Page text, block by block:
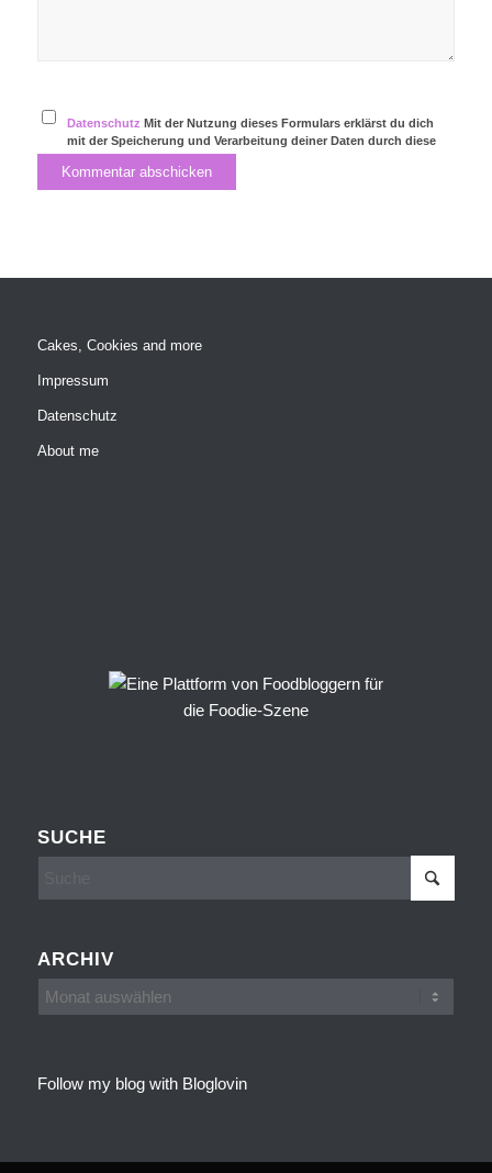
Datenschutz Mit der Nutzung dieses Formulars erklärst du dich
mit der Speicherung und Verarbeitung deiner Daten durch diese
Website einverstanden.
Cakes, Cookies and more
Impressum
Datenschutz
About me
SUCHE
ARCHIV
Follow my blog with Bloglovin